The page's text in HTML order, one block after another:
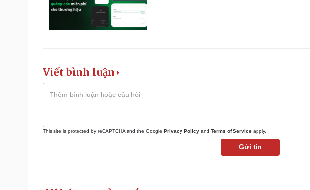
Viết bình luận
This site is protected by reCAPTCHA and the Google Privacy Policy and Terms of Service apply.
Gửi tin